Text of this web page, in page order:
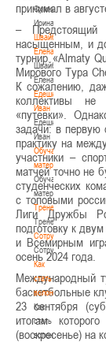
Сумникова
Ирина
Швайбович
Елена
Швайбович
Елена
Едешко
Иван
Едешко
Иван
Обучающие
материалы
Обучающие
материалы
Тренерам
Тренерам
Сотрудничество
Сотрудничество
Как
стать
волонтером
Как
стать
волонтером
принимал в
–
насыщенным, и
турнир «Almaty
Мирового Тура
К сожалению,
коллективы не
«путевки».
задачи: в первую
практику на
участники –
матчей точно не
студенческих
с топовыми
Лиги Дружбы
подготовку к
и Всемирным
осень 2024 года.
Международный
баскетбольные
23 сентября
итогам
(воскресенье) на